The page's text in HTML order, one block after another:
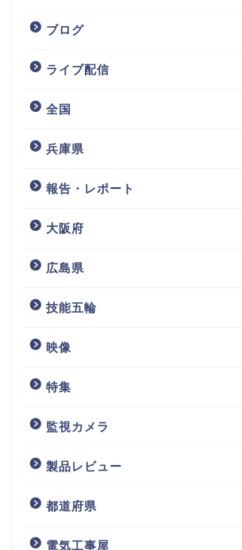
ブログ
ライブ配信
全国
兵庫県
報告・レポート
大阪府
広島県
技能五輪
映像
特集
監視カメラ
製品レビュー
都道府県
電気工事屋